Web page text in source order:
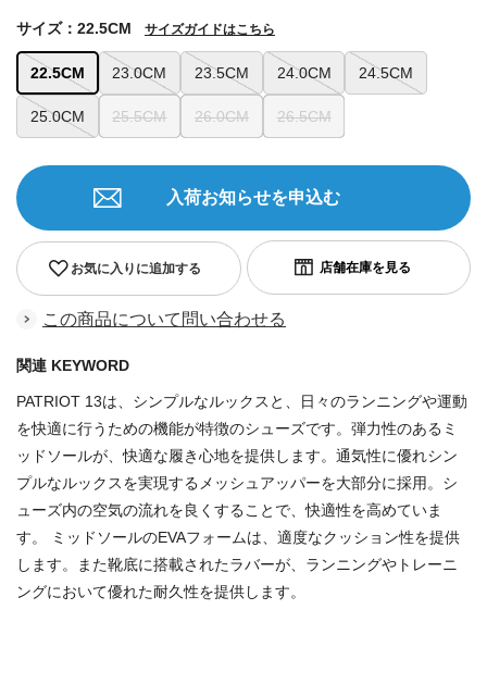
22.5CM 23.0CM 23.5CM 24.0CM 24.5CM
25.0CM 25.5CM 26.0CM 26.5CM
サイズ：22.5CM サイズガイドはこちら
お気に入りに追加する
入荷お知らせを申込む
この商品について問い合わせる
関連 KEYWORD
PATRIOT 13は、シンプルなルックスと、日々のランニングや運動
を快適に行うための機能が特徴のシューズです。弾力性のあるミ
ッドソールが、快適な履き心地を提供します。通気性に優れシン
プルなルックスを実現するメッシュアッパーを大部分に採用。シ
ューズ内の空気の流れを良くすることで、快適性を高めていま
す。 ミッドソールのEVAフォームは、適度なクッション性を提供
します。また靴底に搭載されたラバーが、ランニングやトレーニ
ングにおいて優れた耐久性を提供します。